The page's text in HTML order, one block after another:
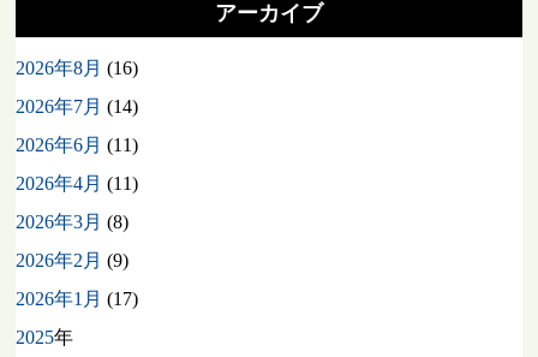
アーカイブ
2026年8月 (16)
2026年7月 (14)
2026年6月 (11)
2026年4月 (11)
2026年3月 (8)
2026年2月 (9)
2026年1月 (17)
2025年